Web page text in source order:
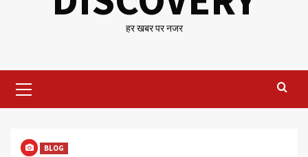
हर खबर पर नजर
Menu
BLOG